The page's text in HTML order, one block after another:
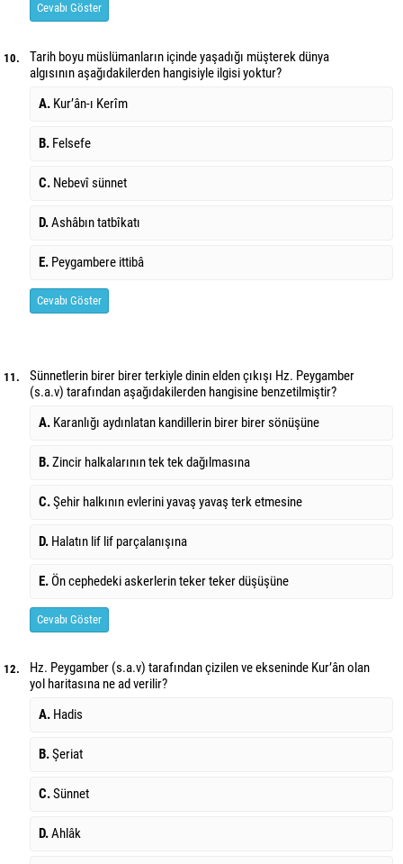
Cevabı Göster
10.
Tarih boyu müslümanların içinde yaşadığı müşterek dünya
algısının aşağıdakilerden hangisiyle ilgisi yoktur?
A. Kur’ân-ı Kerîm
B. Felsefe
C. Nebevî sünnet
D.Ashâbın tatbîkatı
E. Peygambere ittibâ
Cevabı Göster
11.
Sünnetlerin birer birer terkiyle dinin elden çıkışı Hz. Peygamber
(s.a.v) tarafından aşağıdakilerden hangisine benzetilmiştir?
A. Karanlığı aydınlatan kandillerin birer birer sönüşüne
B.Zincir halkalarının tek tek dağılmasına
C.Şehir halkının evlerini yavaş yavaş terk etmesine
D. Halatın lif lif parçalanışına
E. Ön cephedeki askerlerin teker teker düşüşüne
Cevabı Göster
12.
Hz. Peygamber (s.a.v) tarafından çizilen ve ekseninde Kur’ân olan
yol haritasına ne ad verilir?
A. Hadis
B.Şeriat
C.Sünnet
D.Ahlâk